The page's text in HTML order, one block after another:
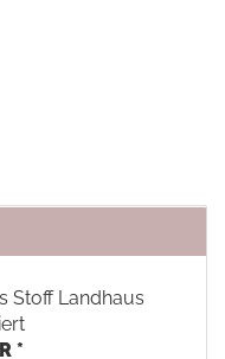
Stoff Landhaus
*